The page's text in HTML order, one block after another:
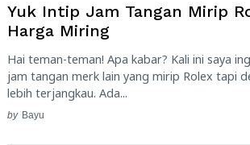
Yuk Intip Jam Tangan Mirip
Harga Miring
Hai teman-teman! Apa kabar? Kali ini saya
jam tangan merk lain yang mirip Rolex tapi
lebih terjangkau. Ada...
by Bayu